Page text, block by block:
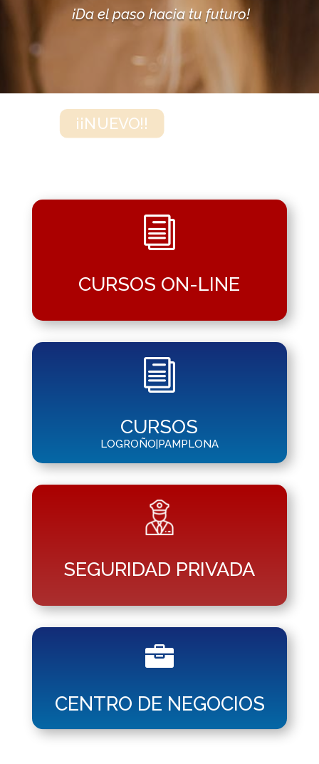
¡Da el paso hacia tu futuro!
¡¡NUEVO!!
i
CURSOS ON-LINE
i
CURSOS
LOGROÑO|PAMPLONA
SEGURIDAD PRIVADA

CENTRO DE NEGOCIOS